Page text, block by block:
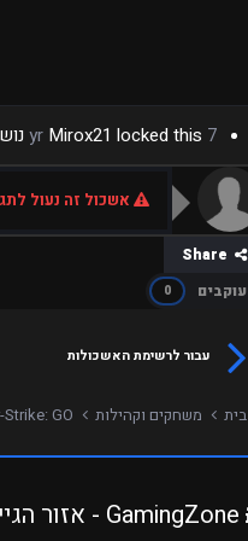
7 yr
Mirox21 locked this נושא
אשכול זה נעול
עוקבים
0
עבור לרשימת האשכולות
בית משחקים וקהילות GO